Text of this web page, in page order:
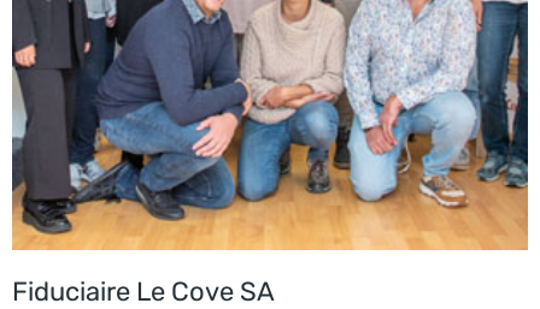
Fiduciaire Le Cove SA